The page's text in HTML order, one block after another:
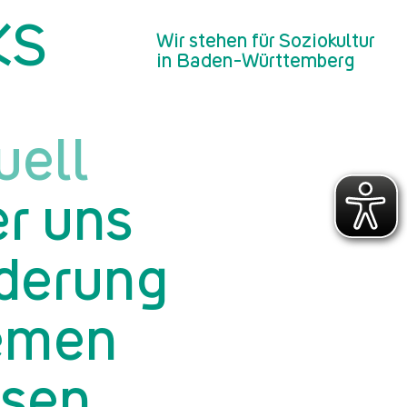
Wir stehen für Soziokultur
in Baden-Württemberg
uns